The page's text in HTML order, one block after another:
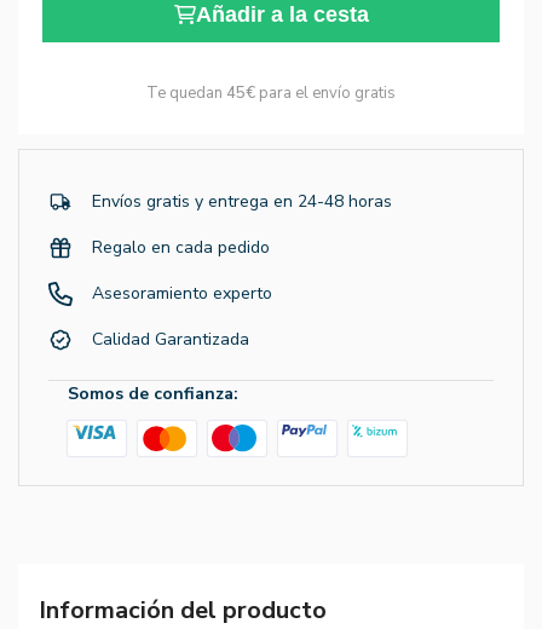
Añadir a la cesta
Te quedan 45€ para el envío gratis
Envíos gratis y entrega en 24-48 horas
Regalo en cada pedido
Asesoramiento experto
Calidad Garantizada
Somos de confianza:
Información del producto